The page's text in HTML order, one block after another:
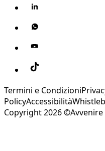
Termini e Condizioni
PolicyAccessibilità
Copyright 2026 ©Avvenire